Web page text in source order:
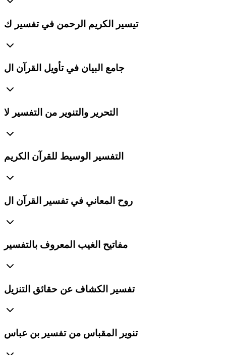
تيسير الكريم الرحمن في تفسير ك
جامع البيان في تأويل القرآن ال
التحرير والتنوير من التفسير لا
التفسير الوسيط للقرآن الكريم
روح المعاني في تفسير القرآن ال
مفاتيح الغيب المعروف بالتفسير
تفسير الكشاف عن حقائق التنزيل
تنوير المقباس من تفسير بن عباس